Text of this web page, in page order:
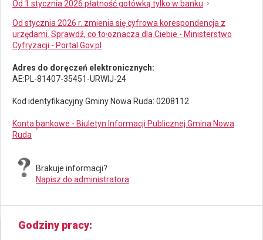
Od 1 stycznia 2026 płatność gotówką tylko w banku
Od stycznia 2026 r. zmienia się cyfrowa korespondencja z
urzędami. Sprawdź, co to oznacza dla Ciebie - Ministerstwo
Cyfryzacji - Portal Gov.pl
Adres do doręczeń elektronicznych:
AE:PL-81407-35451-URWIJ-24
Kod identyfikacyjny Gminy Nowa Ruda: 0208112
Konta bankowe - Biuletyn Informacji Publicznej Gmina Nowa
Ruda
Brakuje informacji?
Napisz do administratora
Godziny pracy